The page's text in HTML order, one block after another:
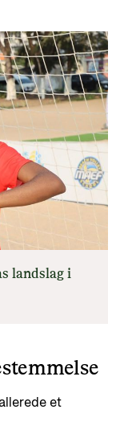
landslag i
et